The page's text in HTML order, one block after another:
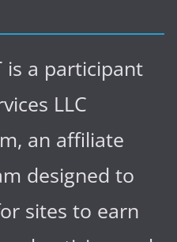
is a participant
LLC
an affiliate
designed to
sites to earn